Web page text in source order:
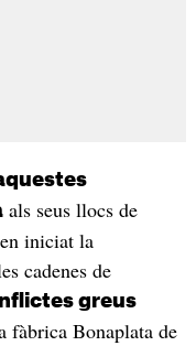
als seus llocs de
iniciat la
cadenes de
greus
fàbrica Bonaplata de